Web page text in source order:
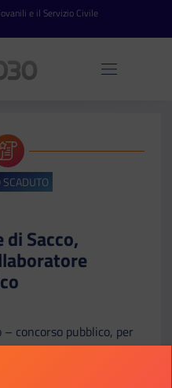
e il Servizio Civile
Apri
di Sacco,
concorso pubblico, per
di n. 1 posto di
meccanico –